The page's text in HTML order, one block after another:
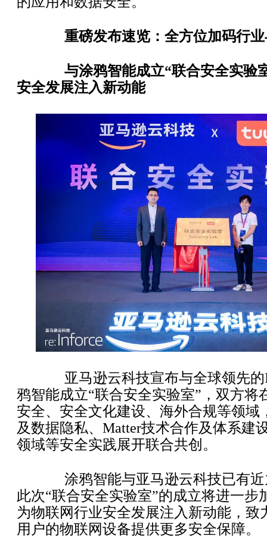
重磅发布速览：全方位加码行
与涂鸦智能成立“联合安全实验
安全发展注入新动能
亚马逊云科技宣布与全球领先的
鸦智能成立“联合安全实验室”，双方将
安全、安全文化建设、海外合规等领域
及数据隐私、Matter技术合作及体系建
领域等安全实践展开联合共创。
涂鸦智能与亚马逊云科技已有近
此次“联合安全实验室”的成立将进一步
为物联网行业安全发展注入新动能，致
用户的物联网设备提供更多安全保障。